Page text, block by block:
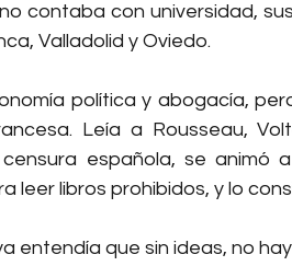
contaba con universidad,
Valladolid y Oviedo.
política y abogacía,
Leía a Rousseau,
española, se animó
leer libros prohibidos, y lo
entendía que sin ideas, no